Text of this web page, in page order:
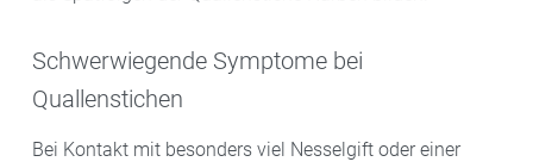
Schwerwiegende Symptome bei
Quallenstichen
Bei Kontakt mit besonders viel Nesselgift oder einer